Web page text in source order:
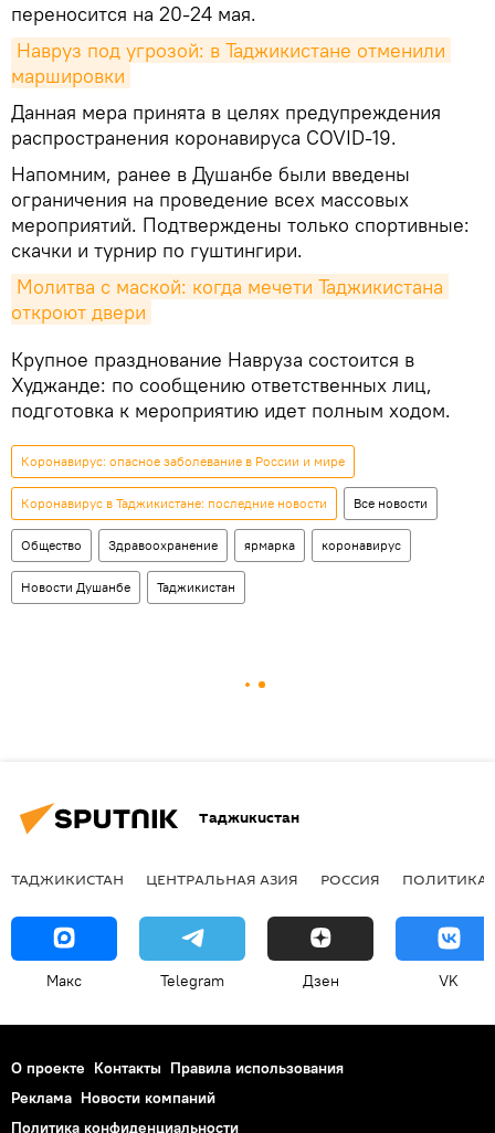
переносится на 20-24 мая.
Навруз под угрозой: в Таджикистане отменили
маршировки
Данная мера принята в целях предупреждения
распространения коронавируса COVID-19.
Напомним, ранее в Душанбе были введены
ограничения на проведение всех массовых
мероприятий. Подтверждены только спортивные:
скачки и турнир по гуштингири.
Молитва с маской: когда мечети Таджикистана
откроют двери
Крупное празднование Навруза состоится в
Худжанде: по сообщению ответственных лиц,
подготовка к мероприятию идет полным ходом.
Коронавирус: опасное заболевание в России и мире
Коронавирус в Таджикистане: последние новости Все новости
Общество Здравоохранение ярмарка коронавирус
Новости Душанбе Таджикистан
Таджикистан
ТАДЖИКИСТАН ЦЕНТРАЛЬНАЯ АЗИЯ РОССИЯ ПОЛИТИКА
Макс Telegram Дзен VK
О проекте Контакты Правила использования
Реклама Новости компаний
Политика конфиденциальности